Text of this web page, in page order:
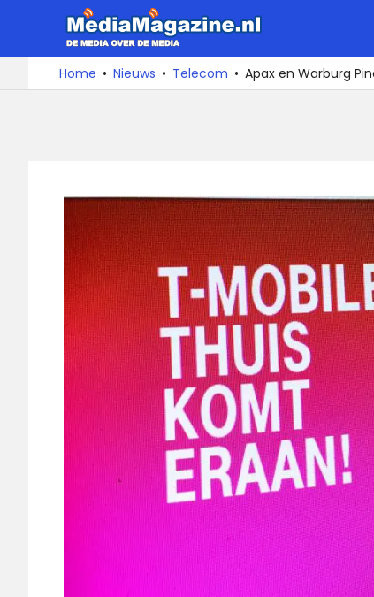
de
De
media
over
Home Nieuws Telecom Apax en Warburg